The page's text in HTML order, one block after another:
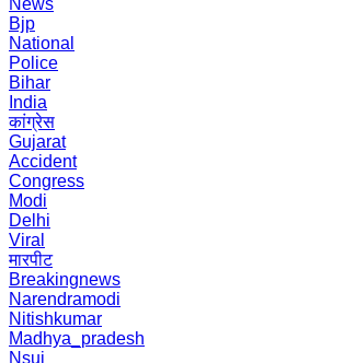
News
Bjp
National
Police
Bihar
India
कांग्रेस
Gujarat
Accident
Congress
Modi
Delhi
Viral
मारपीट
Breakingnews
Narendramodi
Nitishkumar
Madhya_pradesh
Nsui